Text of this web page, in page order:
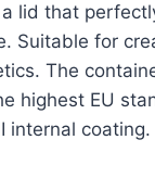
lid that
Suitable for
The
highest EU
internal coating.